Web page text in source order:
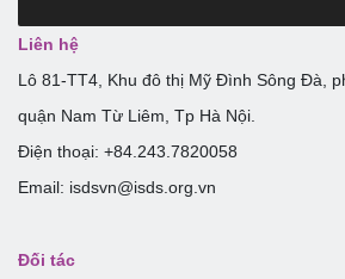
Liên hệ
Lô 81-TT4, Khu đô thị Mỹ Đình Sông Đà,
quận Nam Từ Liêm, Tp Hà Nội.
Điện thoại: +84.243.7820058
Email: isdsvn@isds.org.vn
Đối tác